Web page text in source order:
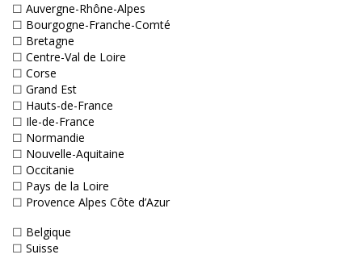
☐ Auvergne-Rhône-Alpes
☐ Bourgogne-Franche-Comté
☐ Bretagne
☐ Centre-Val de Loire
☐ Corse
☐ Grand Est
☐ Hauts-de-France
☐ Ile-de-France
☐ Normandie
☐ Nouvelle-Aquitaine
☐ Occitanie
☐ Pays de la Loire
☐ Provence Alpes Côte d’Azur
☐ Belgique
☐ Suisse